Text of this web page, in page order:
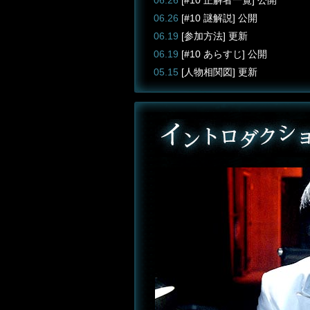
06.26 [#10 謎解説] 公開
06.19 [参加方法] 更新
06.19 [#10 あらすじ] 公開
05.15 [人物相関図] 更新